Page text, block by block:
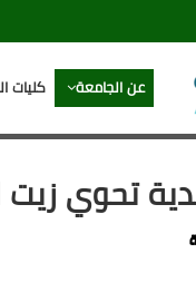
عن الجامعة كليات
تحوي زيت